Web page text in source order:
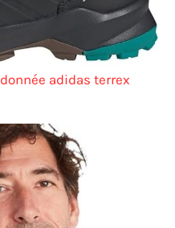
adidas terrex